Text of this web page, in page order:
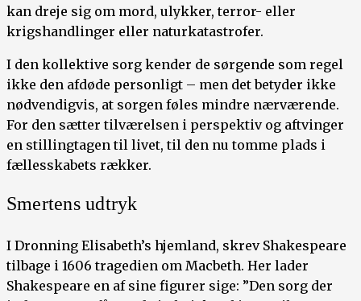
kan dreje sig om mord, ulykker, terror- eller
krigshandlinger eller naturkatastrofer.
I den kollektive sorg kender de sørgende som regel
ikke den afdøde personligt – men det betyder ikke
nødvendigvis, at sorgen føles mindre nærværende.
For den sætter tilværelsen i perspektiv og aftvinger
en stillingtagen til livet, til den nu tomme plads i
fællesskabets rækker.
Smertens udtryk
I Dronning Elisabeth’s hjemland, skrev Shakespeare
tilbage i 1606 tragedien om Macbeth. Her lader
Shakespeare en af sine figurer sige: ”Den sorg der